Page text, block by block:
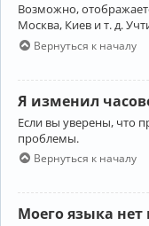
Возможно,
Москва, Киев и т. д.
Вернуться к началу
Я изменил
Если вы уверены, что
проблемы.
Вернуться к началу
Моего языка нет